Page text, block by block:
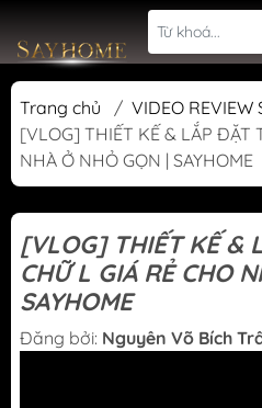
Trang chủ / VIDEO REVIEW
[VLOG] THIẾT KẾ & LẮP ĐẶT
NHÀ Ở NHỎ GỌN | SAYHOME
[VLOG] THIẾT KẾ &
CHỮ L GIÁ RẺ CHO
SAYHOME
Đăng bởi: Nguyên Võ Bích